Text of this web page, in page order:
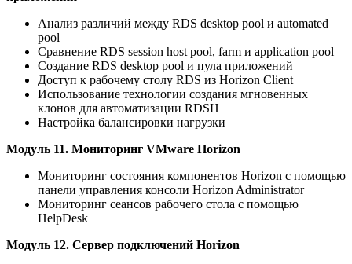
Анализ различий между RDS desktop pool и automated
pool
Сравнение RDS session host pool, farm и application pool
Создание RDS desktop pool и пула приложений
Доступ к рабочему столу RDS из Horizon Client
Использование технологии создания мгновенных
клонов для автоматизации RDSH
Настройка балансировки нагрузки
Модуль 11. Мониторинг VMware Horizon
Мониторинг состояния компонентов Horizon с помощью
панели управления консоли Horizon Administrator
Мониторинг сеансов рабочего стола с помощью
HelpDesk
Модуль 12. Сервер подключений Horizon